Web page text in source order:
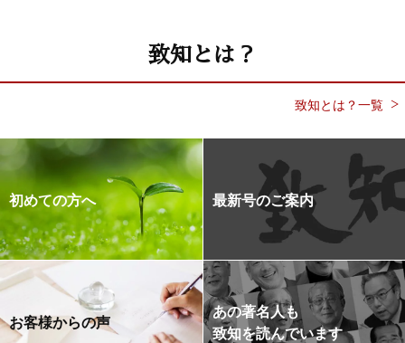
致知とは？
致知とは？一覧
初めての方へ 最新号のご案内
お客様からの声
あの著名人も
致知を読んでいます